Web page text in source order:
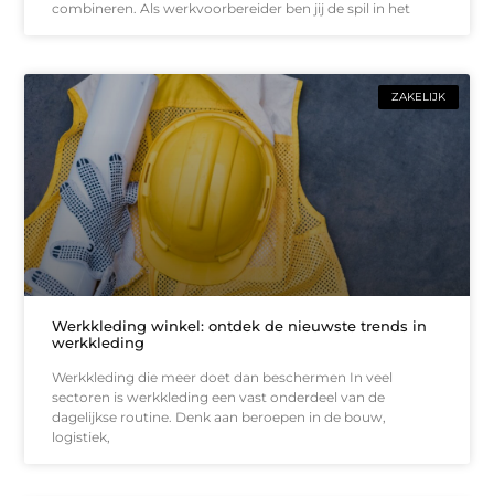
combineren. Als werkvoorbereider ben jij de spil in het
ZAKELIJK
Werkkleding winkel: ontdek de nieuwste trends in
werkkleding
Werkkleding die meer doet dan beschermen In veel
sectoren is werkkleding een vast onderdeel van de
dagelijkse routine. Denk aan beroepen in de bouw,
logistiek,